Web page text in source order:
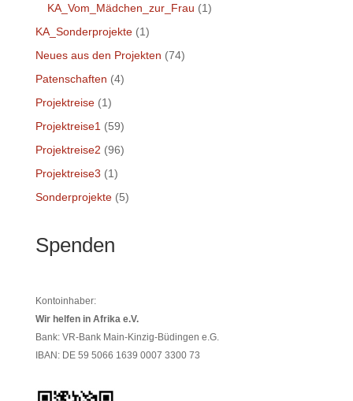
KA_Vom_Mädchen_zur_Frau (1)
KA_Sonderprojekte(1)
Neues aus den Projekten (74)
Patenschaften (4)
Projektreise(1)
Projektreise1 (59)
Projektreise2 (96)
Projektreise3 (1)
Sonderprojekte(5)
Spenden
Kontoinhaber:
Wir helfen in Afrika e.V.
Bank: VR-Bank Main-Kinzig-Büdingen e.G.
IBAN: DE 59 5066 1639 0007 3300 73